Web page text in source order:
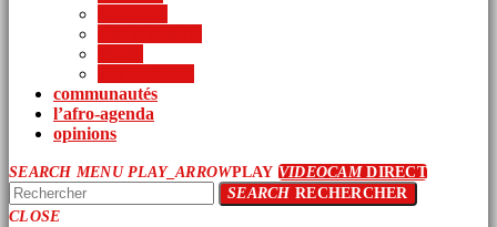
communautés
l’afro-agenda
opinions
SEARCH MENU PLAY_ARROWPLAY VIDEOCAMDIRECT
SEARCHRECHERCHER
CLOSE